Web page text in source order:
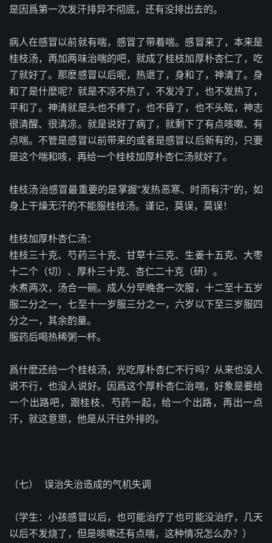
是因爲第一次发汗排异不彻底，还有没排出去的。
病人在感冒以前就有喘，感冒了带着喘。感冒来了，本来是
桂枝汤，再加两味治喘的吧，就成了桂枝加厚朴杏仁了，吃
了就好了。那麽感冒以后呢，热退了，身和了，神清了。身
和了是什麽呢？就是不凉不热了，不发冷了，也不发热了，
平和了。神清就是头也不疼了，也不昏了，也不头眩，神志
很清醒、很清凉。就是说好了病了，就剩下了有点咳嗽、有
点喘。不管是感冒以前带来的或者是感冒以后新有的，只要
是这个喘和咳，再给一个桂枝加厚朴杏仁汤就好了。
桂枝汤治感冒最重要的是掌握“发热恶寒、时而有汗”的，如
身上干燥无汗的不能服桂枝汤。谨记，莫误，莫误！
桂枝加厚朴杏仁汤：
桂枝三十克、芍药三十克、甘草十三克、生姜十五克、大枣
十二个（切）、厚朴三十克、杏仁二十克（研）。
水煮两次，汤合一碗。成人分早晚各一次服，十二至十五岁
服二分之一，七至十一岁服三分之一，六岁以下至三岁服四
分之一，其余酌量。
服药后喝热稀粥一杯。
爲什麽还给一个桂枝汤，光吃厚朴杏仁不行吗？从来也没人
说不行，也没人说好。因爲这个厚朴杏仁治喘，好象是要给
一个出路吧，跟桂枝、芍药一起，给一个出路，再出一点
汗，就这意思，他是从汗往外排的。
（七） 误治失治造成的气机失调
（学生：小孩感冒以后，也可能治疗了也可能没治疗，几天
以后不发烧了，但是咳嗽还有点喘，这种情况怎么办？）